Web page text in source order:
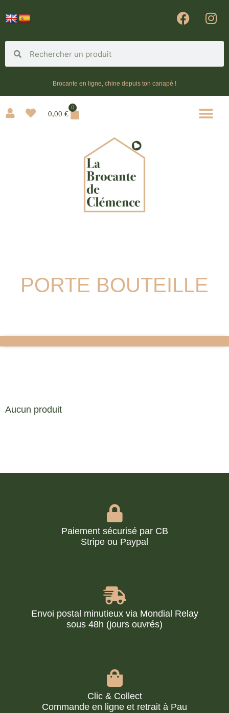
Brocante en ligne, chine depuis ton canapé !
0,00 €
0
PORTE BOUTEILLE
Aucun produit
Paiement sécurisé par CB
Stripe ou Paypal
Envoi postal minutieux via Mondial Relay
sous 48h (jours ouvrés)
Clic & Collect
Commande en ligne et retrait à Pau